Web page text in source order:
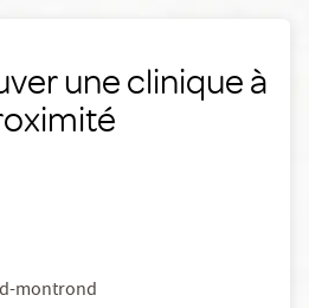
une clinique à
montrond